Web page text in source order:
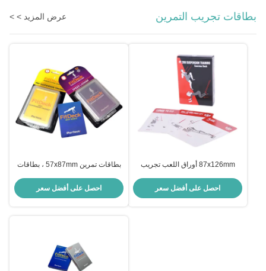
بطاقات تجريب التمرين عرض المزيد > >
87x126mm أوراق اللعب تجريب
احصل على أفضل سعر
بطاقات تمرين 57x87mm ، بطاقات
احصل على أفضل سعر